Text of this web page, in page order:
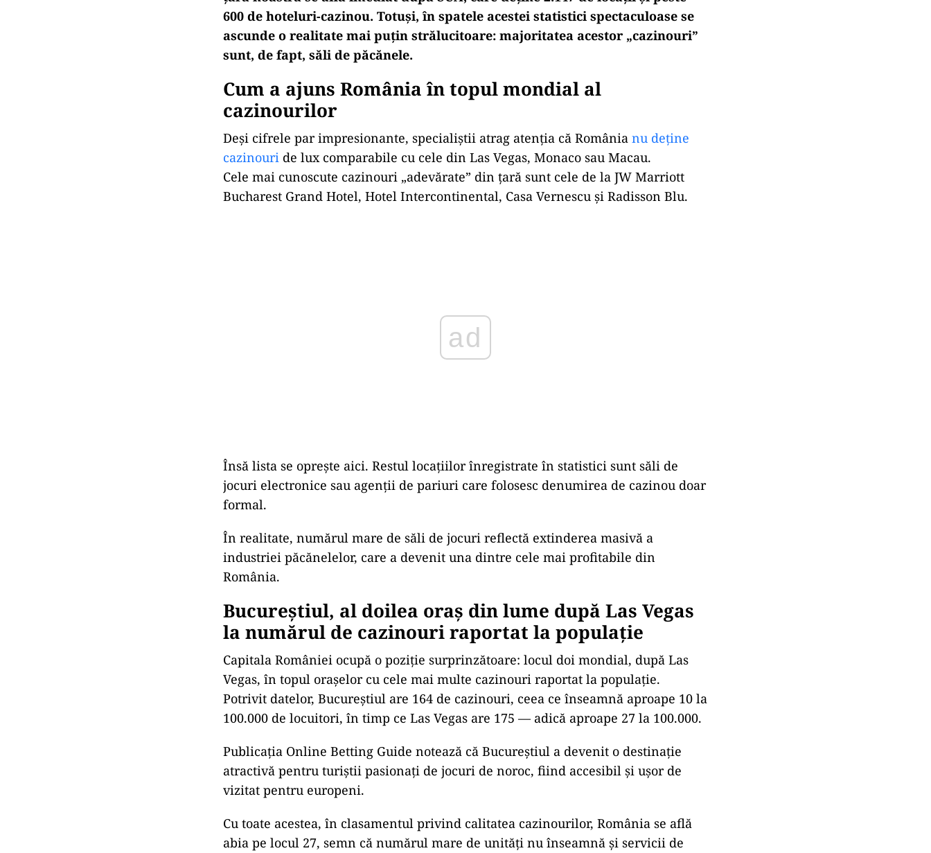
600 de hoteluri-cazinou. Totuși, în spatele acestei statistici spectaculoase se
ascunde o realitate mai puțin strălucitoare: majoritatea acestor „cazinouri”
sunt, de fapt, săli de păcănele.
Cum a ajuns România în topul mondial al
cazinourilor
Deși cifrele par impresionante, specialiștii atrag atenția că România nu deține
cazinouri de lux comparabile cu cele din Las Vegas, Monaco sau Macau.
Cele mai cunoscute cazinouri „adevărate” din țară sunt cele de la JW Marriott
Bucharest Grand Hotel, Hotel Intercontinental, Casa Vernescu și Radisson Blu.
Însă lista se oprește aici. Restul locațiilor înregistrate în statistici sunt săli de
jocuri electronice sau agenții de pariuri care folosesc denumirea de cazinou doar
formal.
În realitate, numărul mare de săli de jocuri reflectă extinderea masivă a
industriei păcănelelor, care a devenit una dintre cele mai profitabile din
România.
Bucureștiul, al doilea oraș din lume după Las Vegas
la numărul de cazinouri raportat la populație
Capitala României ocupă o poziție surprinzătoare: locul doi mondial, după Las
Vegas, în topul orașelor cu cele mai multe cazinouri raportat la populație.
Potrivit datelor, Bucureștiul are 164 de cazinouri, ceea ce înseamnă aproape 10 la
100.000 de locuitori, în timp ce Las Vegas are 175 — adică aproape 27 la 100.000.
Publicația Online Betting Guide notează că Bucureștiul a devenit o destinație
atractivă pentru turiștii pasionați de jocuri de noroc, fiind accesibil și ușor de
vizitat pentru europeni.
Cu toate acestea, în clasamentul privind calitatea cazinourilor, România se află
abia pe locul 27, semn că numărul mare de unități nu înseamnă și servicii de